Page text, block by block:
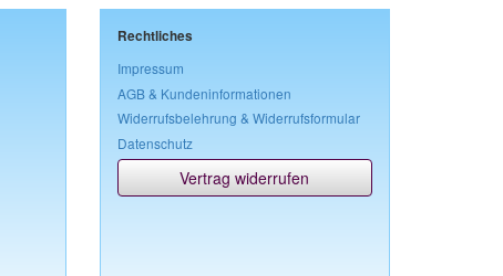
Rechtliches
Impressum
AGB & Kundeninformationen
Widerrufsbelehrung & Widerrufsformular
Datenschutz
Vertrag widerrufen